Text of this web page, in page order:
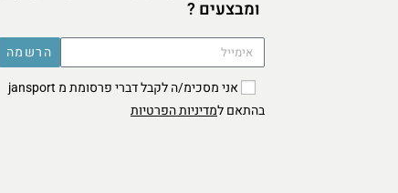
ומבצעים ?
אני מסכימ/ה לקבל דברי פרסומת מ jansport
בהתאם למדיניות הפרטיות
הרשמה